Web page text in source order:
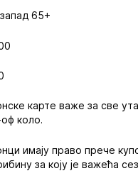
65+
карте важе за све
оф коло.
имају право прече
за коју је важећа